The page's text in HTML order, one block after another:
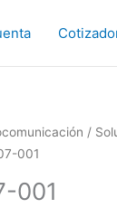
/
001
001